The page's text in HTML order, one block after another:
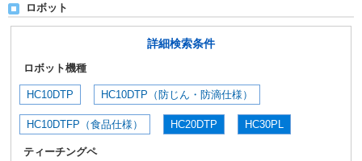
ロボット
詳細検索条件
ロボット機種
HC10DTP HC10DTP（防じん・防滴仕様）
HC10DTFP（食品仕様） HC20DTP HC30PL
ティーチングペ